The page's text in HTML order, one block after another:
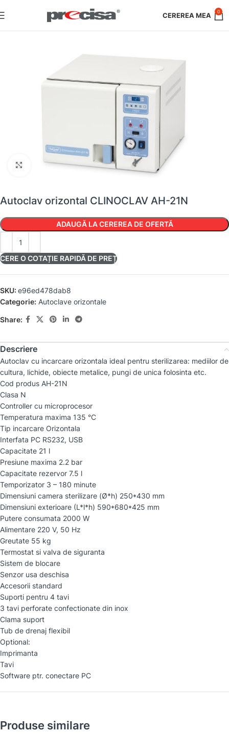
0
Faceți clic pentru a mări
Autoclav orizontal CLINOCLAV AH-21N
ADAUGĂ LA CEREREA DE OFERTĂ
CERE O COTAȚIE RAPIDĂ DE PREȚ
SKU: e96ed478dab8
Categorie: Autoclave orizontale
Share:
Descriere
Autoclav cu incarcare orizontala ideal pentru sterilizarea: mediilor de
cultura, lichide, obiecte metalice, pungi de unica folosinta etc.
Cod produs AH-21N
Clasa N
Controller cu microprocesor
Temperatura maxima 135 °C
Tip incarcare Orizontala
Interfata PC RS232, USB
Capacitate 21 l
Presiune maxima 2.2 bar
Capacitate rezervor 7.5 l
Temporizator 3 – 180 minute
Dimensiuni camera sterilizare (Ø*h) 250*430 mm
Dimensiuni exterioare (L*l*h) 590*680*425 mm
Putere consumata 2000 W
Alimentare 220 V, 50 Hz
Greutate 55 kg
Termostat si valva de siguranta
Sistem de blocare
Senzor usa deschisa
Accesorii standard
Suporti pentru 4 tavi
3 tavi perforate confectionate din inox
Clama suport
Tub de drenaj flexibil
Optional:
Imprimanta
Tavi
Software ptr. conectare PC
Produse similare